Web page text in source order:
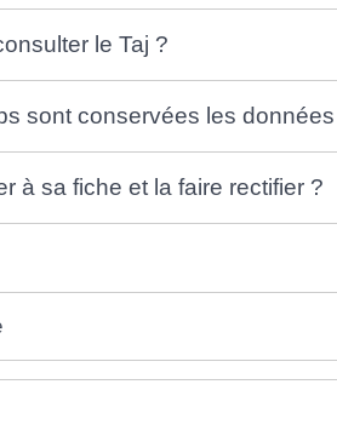
le Taj ?
sont conservées les
à sa fiche et la faire rectifier ?